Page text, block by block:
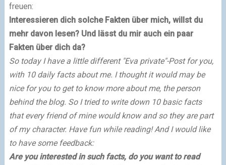
freuen:
Interessieren dich solche Fakten über mich, willst du
mehr davon lesen? Und lässt du mir auch ein paar
Fakten über dich da?
So today I have a little different "Eva private"-Post for you,
with 10 daily facts about me. I thought it would may be
nice for you to get to know more about me, the person
behind the blog. So I tried to write down 10 basic facts
that every friend of mine would know and so they are part
of my character. Have fun while reading! And I would like
to have some feedback:
Are you interested in such facts, do you want to read